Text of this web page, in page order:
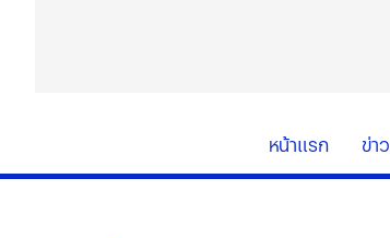
หน้าแรก ข่าว